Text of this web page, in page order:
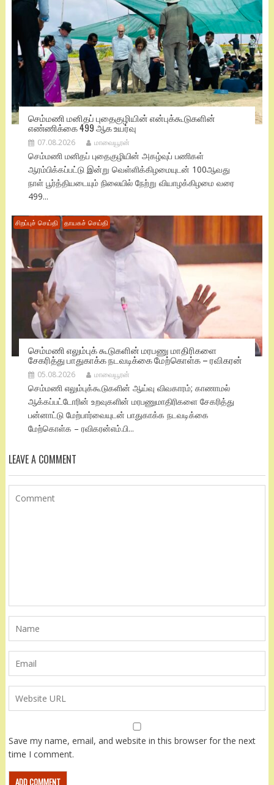
செம்மணி மனிதப் புதைகுழியின் என்புக்கூடுகளின்
எண்ணிக்கை 499 ஆக உயர்வு
07.08.2026 மாவையூரன்
செம்மணி மனிதப் புதைகுழியின் அகழ்வுப் பணிகள்
ஆரம்பிக்கப்பட்டு இன்று வெள்ளிக்கிழமையுடன் 100ஆவது
நாள் பூர்த்தியடையும் நிலையில் நேற்று வியாழக்கிழமை வரை
499...
சிறப்புச் செய்தி தாயகச் செய்தி
செம்மணி எலும்புக் கூடுகளின் மரபணு மாதிரிகளை
சேகரித்து பாதுகாக்க நடவடிக்கை மேற்கொள்க – ரவிகரன்
05.08.2026 மாவையூரன்
செம்மணி எலும்புக்கூடுகளின் ஆய்வு விவகாரம்; காணாமல்
ஆக்கப்பட்டோரின் உறவுகளின் மரபணுமாதிரிகளை சேகரித்து
பன்னாட்டு மேற்பார்வையுடன் பாதுகாக்க நடவடிக்கை
மேற்கொள்க – ரவிகரன்எம்.பி...
LEAVE A COMMENT
Save my name, email, and website in this browser for the next
time I comment.